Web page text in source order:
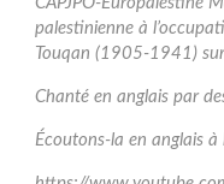
palestinienne à
Touqan (1905-1941)
Chanté en anglais par
Écoutons-la en anglais à